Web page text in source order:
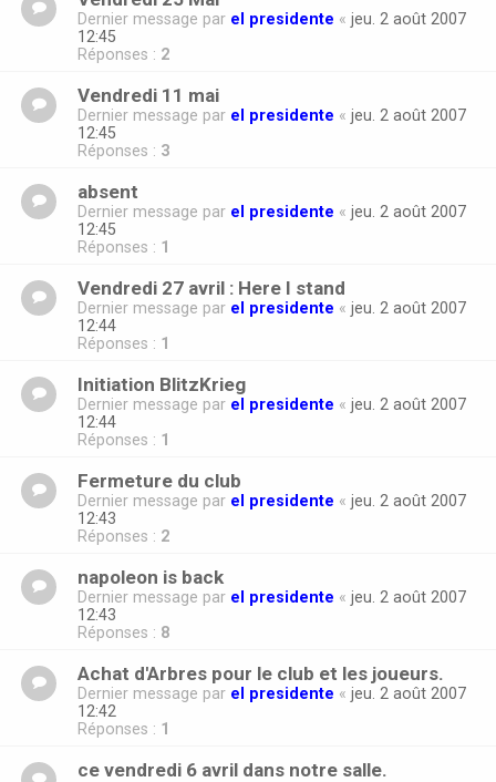
Dernier message par el presidente « jeu. 2 août 2007
12:45
Réponses : 2
Vendredi 11 mai
Dernier message par el presidente « jeu. 2 août 2007
12:45
Réponses : 3
absent
Dernier message par el presidente « jeu. 2 août 2007
12:45
Réponses : 1
Vendredi 27 avril : Here I stand
Dernier message par el presidente « jeu. 2 août 2007
12:44
Réponses : 1
Initiation BlitzKrieg
Dernier message par el presidente « jeu. 2 août 2007
12:44
Réponses : 1
Fermeture du club
Dernier message par el presidente « jeu. 2 août 2007
12:43
Réponses : 2
napoleon is back
Dernier message par el presidente « jeu. 2 août 2007
12:43
Réponses : 8
Achat d'Arbres pour le club et les joueurs.
Dernier message par el presidente « jeu. 2 août 2007
12:42
Réponses : 1
ce vendredi 6 avril dans notre salle.